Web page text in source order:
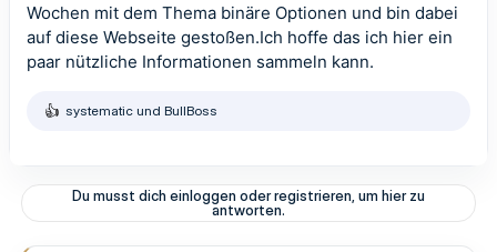
Wochen mit dem Thema binäre Optionen und bin dabei
auf diese Webseite gestoßen.Ich hoffe das ich hier ein
paar nützliche Informationen sammeln kann.
R
t
o
n
systematic und BullBoss
Du musst dich einloggen oder registrieren, um hier zu
antworten.